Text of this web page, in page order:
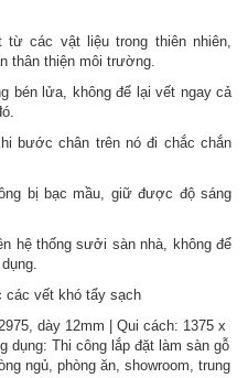
các vật liệu trong thiên nhiên,
thân thiện môi trường.
bén lửa, không để lại vết ngay cả
bước chân trên nó đi chắc chắn
bị bạc mầu, giữ được độ sáng
hệ thống sưởi sàn nhà, không để
các vết khó tẩy sạch